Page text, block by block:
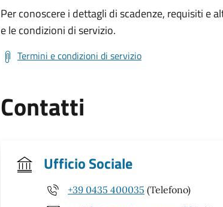
Per conoscere i dettagli di scadenze, requisiti e
e le condizioni di servizio.
Termini e condizioni di servizio
Contatti
Ufficio Sociale
+39 0435 400035 (Telefono)